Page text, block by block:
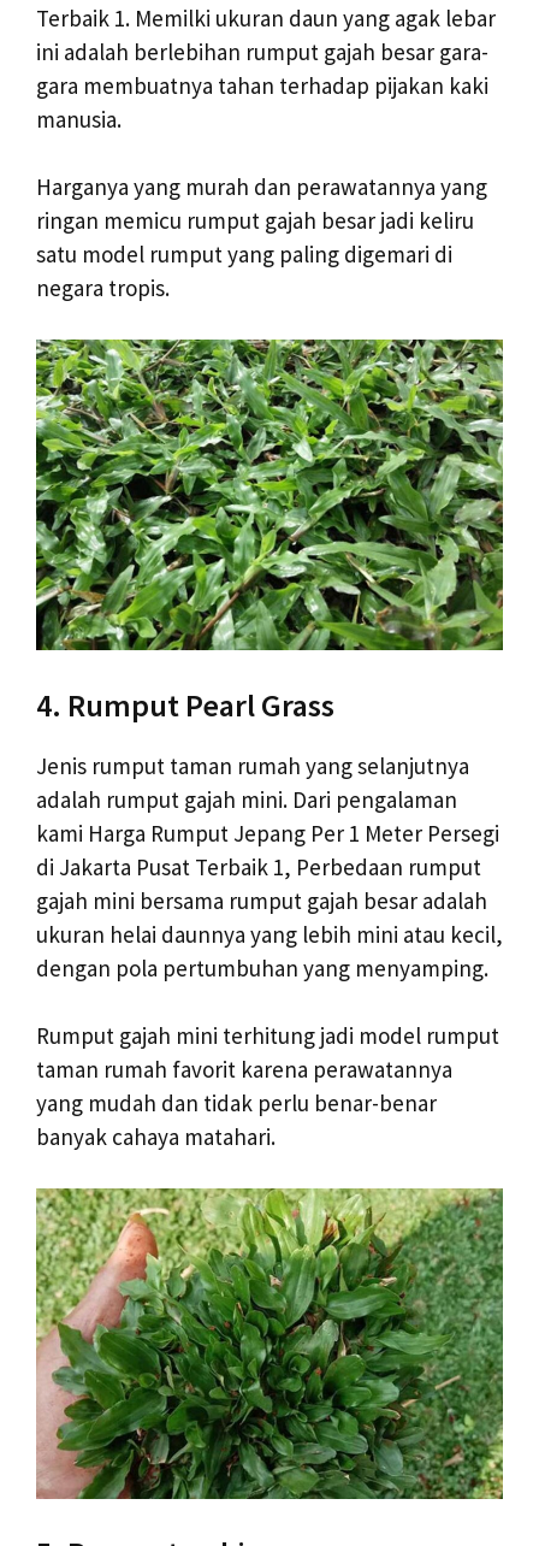
Terbaik 1. Memilki ukuran daun yang agak lebar
ini adalah berlebihan rumput gajah besar gara-
gara membuatnya tahan terhadap pijakan kaki
manusia.
Harganya yang murah dan perawatannya yang
ringan memicu rumput gajah besar jadi keliru
satu model rumput yang paling digemari di
negara tropis.
4. Rumput Pearl Grass
Jenis rumput taman rumah yang selanjutnya
adalah rumput gajah mini. Dari pengalaman
kami Harga Rumput Jepang Per 1 Meter Persegi
di Jakarta Pusat Terbaik 1, Perbedaan rumput
gajah mini bersama rumput gajah besar adalah
ukuran helai daunnya yang lebih mini atau kecil,
dengan pola pertumbuhan yang menyamping.
Rumput gajah mini terhitung jadi model rumput
taman rumah favorit karena perawatannya
yang mudah dan tidak perlu benar-benar
banyak cahaya matahari.